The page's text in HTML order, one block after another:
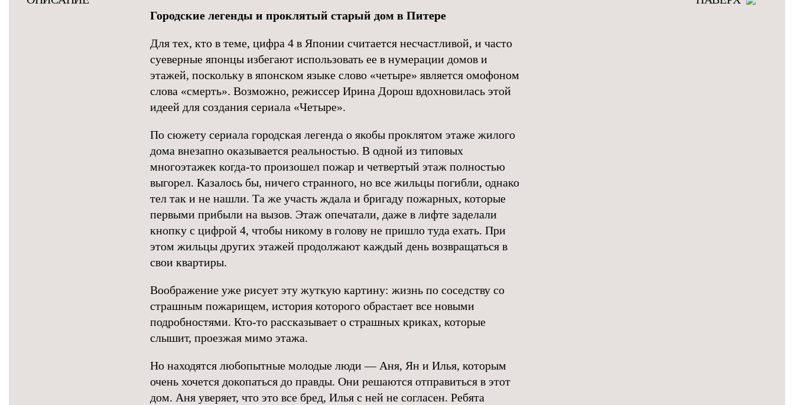
Городские легенды и проклятый старый дом в Питере
Для тех, кто в теме, цифра 4 в Японии считается несчастливой, и часто
суеверные японцы избегают использовать ее в нумерации домов и
этажей, поскольку в японском языке слово «четыре» является омофоном
слова «смерть». Возможно, режиссер Ирина Дорош вдохновилась этой
идеей для создания сериала «Четыре».
По сюжету сериала городская легенда о якобы проклятом этаже жилого
дома внезапно оказывается реальностью. В одной из типовых
многоэтажек когда-то произошел пожар и четвертый этаж полностью
выгорел. Казалось бы, ничего странного, но все жильцы погибли, однако
тел так и не нашли. Та же участь ждала и бригаду пожарных, которые
первыми прибыли на вызов. Этаж опечатали, даже в лифте заделали
кнопку с цифрой 4, чтобы никому в голову не пришло туда ехать. При
этом жильцы других этажей продолжают каждый день возвращаться в
свои квартиры.
Воображение уже рисует эту жуткую картину: жизнь по соседству со
страшным пожарищем, история которого обрастает все новыми
подробностями. Кто-то рассказывает о страшных криках, которые
слышит, проезжая мимо этажа.
Но находятся любопытные молодые люди — Аня, Ян и Илья, которым
очень хочется докопаться до правды. Они решаются отправиться в этот
дом. Аня уверяет, что это все бред, Илья с ней не согласен. Ребята